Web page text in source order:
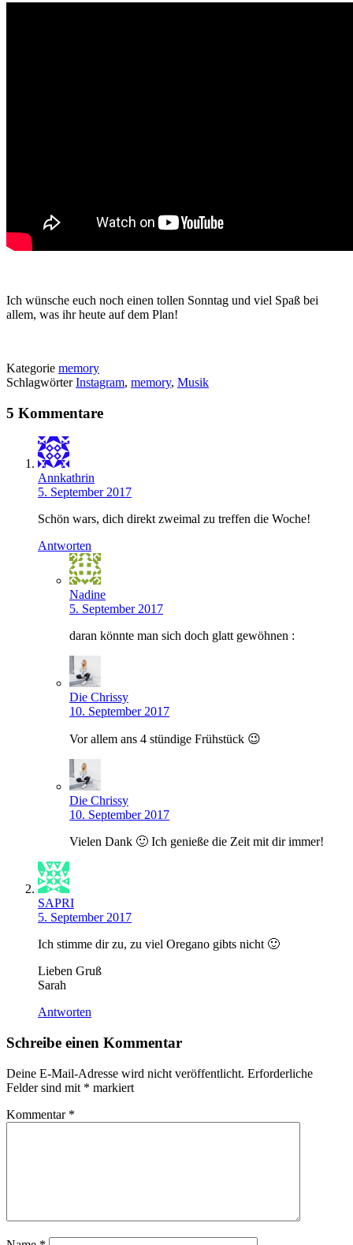
Ich wünsche euch noch einen tollen Sonntag und viel Spaß bei
allem, was ihr heute auf dem Plan!
Kategorie memory
SchlagwörterInstagram, memory, Musik
5 Kommentare
Annkathrin
5. September 2017
Schön wars, dich direkt zweimal zu treffen die Woche!
Antworten
Nadine
5. September 2017
daran könnte man sich doch glatt gewöhnen :
Die Chrissy
10. September 2017
Vor allem ans 4 stündige Frühstück 😉
Die Chrissy
10. September 2017
Vielen Dank 🙂 Ich genieße die Zeit mit dir immer!
SAPRI
5. September 2017
Ich stimme dir zu, zu viel Oregano gibts nicht 🙂
Lieben Gruß
Sarah
Antworten
Schreibe einen Kommentar
Deine E-Mail-Adresse wird nicht veröffentlicht. Erforderliche
Felder sind mit * markiert
Kommentar *